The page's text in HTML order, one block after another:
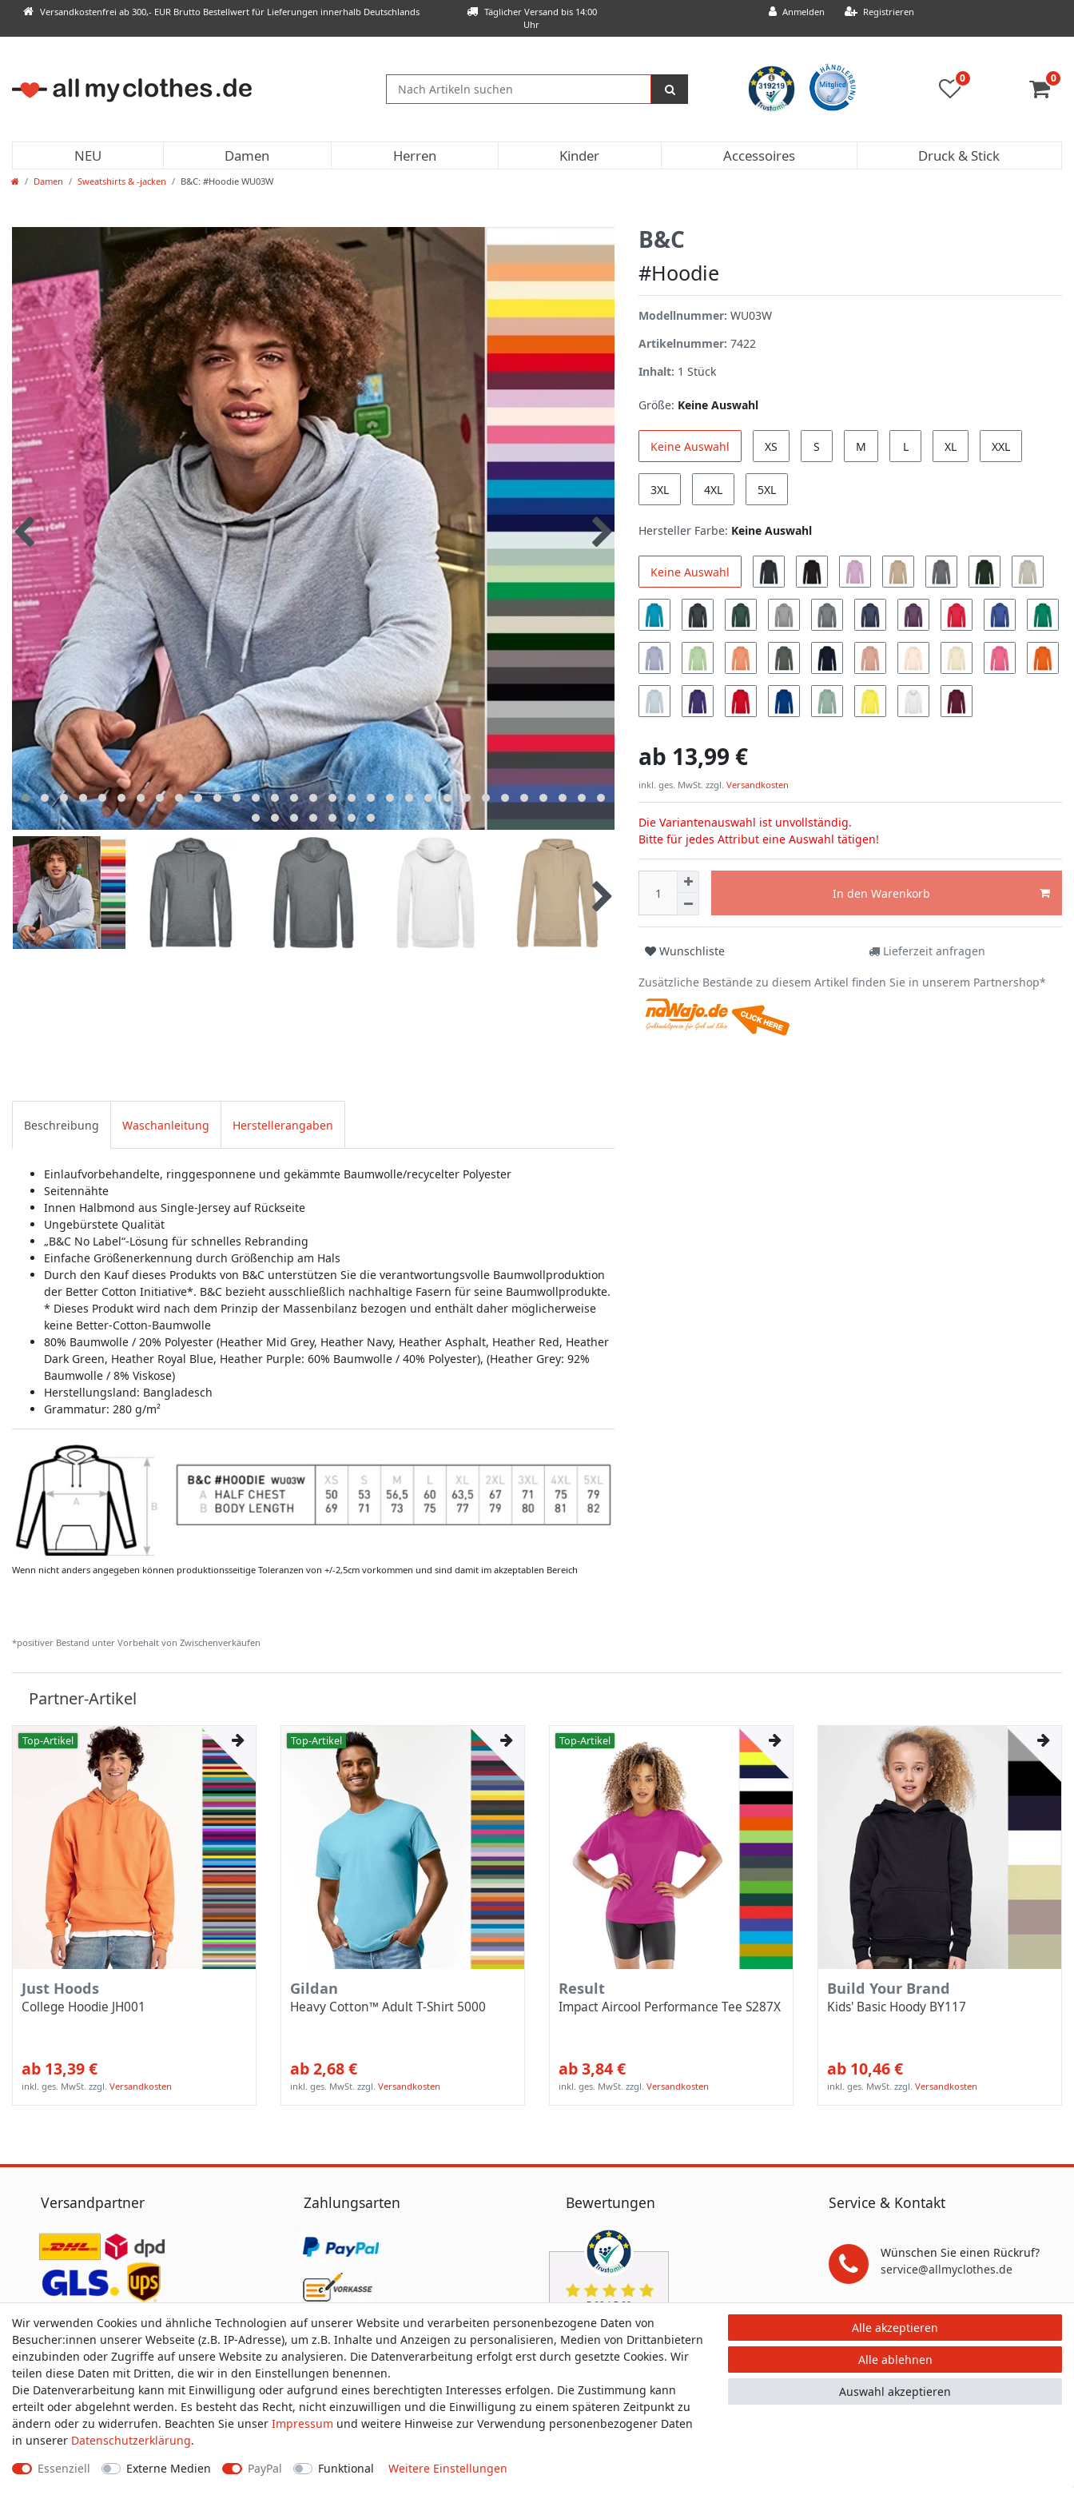
Anmelden Registrieren
Täglicher Versand bis 14:00
Uhr
Versandkostenfrei ab 300,- EUR Brutto Bestellwert für Lieferungen innerhalb Deutschlands
0 0
NEU Damen Herren Kinder Accessoires Druck & Stick
Damen Sweatshirts & -jacken B&C: #Hoodie WU03W
B&C
#Hoodie
Modellnummer: WU03W
Artikelnummer: 7422
Inhalt: 1 Stück
Größe: Keine Auswahl
Keine Auswahl XS S M L XL XXL
3XL 4XL 5XL
Hersteller Farbe: Keine Auswahl
Keine Auswahl
ab 13,99 €
inkl. ges. MwSt. zzgl. Versandkosten
Die Variantenauswahl ist unvollständig.
Bitte für jedes Attribut eine Auswahl tätigen!
In den Warenkorb
Wunschliste Lieferzeit anfragen
Zusätzliche Bestände zu diesem Artikel finden Sie in unserem Partnershop*
Beschreibung Waschanleitung Herstellerangaben
Einlaufvorbehandelte, ringgesponnene und gekämmte Baumwolle/recycelter Polyester
Seitennähte
Innen Halbmond aus Single-Jersey auf Rückseite
Ungebürstete Qualität
„B&C No Label“-Lösung für schnelles Rebranding
Einfache Größenerkennung durch Größenchip am Hals
Durch den Kauf dieses Produkts von B&C unterstützen Sie die verantwortungsvolle Baumwollproduktion
der Better Cotton Initiative*. B&C bezieht ausschließlich nachhaltige Fasern für seine Baumwollprodukte.
* Dieses Produkt wird nach dem Prinzip der Massenbilanz bezogen und enthält daher möglicherweise
keine Better-Cotton-Baumwolle
80% Baumwolle / 20% Polyester (Heather Mid Grey, Heather Navy, Heather Asphalt, Heather Red, Heather
Dark Green, Heather Royal Blue, Heather Purple: 60% Baumwolle / 40% Polyester), (Heather Grey: 92%
Baumwolle / 8% Viskose)
Herstellungsland: Bangladesch
Grammatur: 280 g/m²
Wenn nicht anders angegeben können produktionsseitige Toleranzen von +/-2,5cm vorkommen und sind damit im akzeptablen Bereich
*positiver Bestand unter Vorbehalt von Zwischenverkäufen
Partner-Artikel
Top-Artikel
Just Hoods
College Hoodie JH001
ab 13,39 €
inkl. ges. MwSt. zzgl.Versandkosten
Top-Artikel
Gildan
Heavy Cotton™ Adult T-Shirt 5000
ab 2,68 €
inkl. ges. MwSt. zzgl.Versandkosten
Top-Artikel
Result
Impact Aircool Performance Tee S287X
ab 3,84 €
inkl. ges. MwSt. zzgl.Versandkosten
Build Your Brand
Kids' Basic Hoody BY117
ab 10,46 €
inkl. ges. MwSt. zzgl.Versandkosten
Versandpartner Zahlungsarten Bewertungen Service & Kontakt
Wünschen Sie einen Rückruf?
service@allmyclothes.de
Schreiben Sie uns:
service@allmyclothes.de
Impressum Daten­schutz­erklärung AGB
Wir verwenden Cookies und ähnliche Technologien auf unserer Website und verarbeiten personenbezogene Daten von
Besucher:innen unserer Webseite (z.B. IP-Adresse), um z.B. Inhalte und Anzeigen zu personalisieren, Medien von Drittanbietern
einzubinden oder Zugriffe auf unsere Website zu analysieren. Die Datenverarbeitung erfolgt erst durch gesetzte Cookies. Wir
teilen diese Daten mit Dritten, die wir in den Einstellungen benennen.
Die Datenverarbeitung kann mit Einwilligung oder aufgrund eines berechtigten Interesses erfolgen. Die Zustimmung kann
erteilt oder abgelehnt werden. Es besteht das Recht, nicht einzuwilligen und die Einwilligung zu einem späteren Zeitpunkt zu
ändern oder zu widerrufen. Beachten Sie unser Impressum und weitere Hinweise zur Verwendung personenbezogener Daten
in unserer Daten­schutz­erklärung.
Essenziell
Externe Medien PayPal Funktional Weitere Einstellungen
Alle akzeptieren
Alle ablehnen
Auswahl akzeptieren